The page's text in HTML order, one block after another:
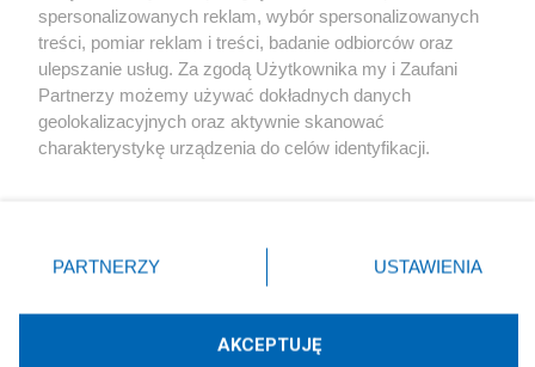
X Facebook Instagram Youtube
spersonalizowanych reklam, wybór spersonalizowanych
treści, pomiar reklam i treści, badanie odbiorców oraz
ulepszanie usług. Za zgodą Użytkownika my i Zaufani
Partnerzy możemy używać dokładnych danych
geolokalizacyjnych oraz aktywnie skanować
charakterystykę urządzenia do celów identyfikacji.
zmienić/wycofać klikając przycisk ustawień prywatności
znajdujący się w lewym dolnym rogu strony
rodzaje przetwarzania danych nie wymagają zgody
użytkownika, ale masz prawo sprzeciwić się takiemu
przetwarzaniu. Preferencje będą miały zastosowania tylko
PARTNERZY USTAWIENIA
AKCEPTUJĘ